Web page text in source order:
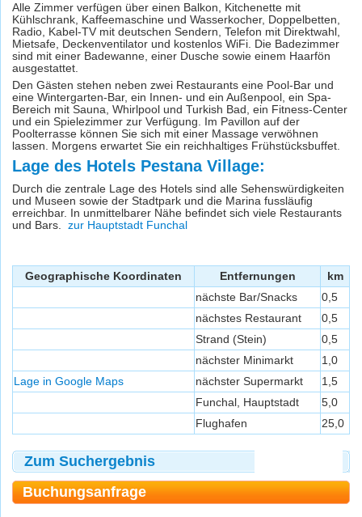
Alle Zimmer verfügen über einen Balkon, Kitchenette mit
Kühlschrank, Kaffeemaschine und Wasserkocher, Doppelbetten,
Radio, Kabel-TV mit deutschen Sendern, Telefon mit Direktwahl,
Mietsafe, Deckenventilator und kostenlos WiFi. Die Badezimmer
sind mit einer Badewanne, einer Dusche sowie einem Haarfön
ausgestattet.
Den Gästen stehen neben zwei Restaurants eine Pool-Bar und
eine Wintergarten-Bar, ein Innen- und ein Außenpool, ein Spa-
Bereich mit Sauna, Whirlpool und Turkish Bad, ein Fitness-Center
und ein Spielezimmer zur Verfügung. Im Pavillon auf der
Poolterrasse können Sie sich mit einer Massage verwöhnen
lassen. Morgens erwartet Sie ein reichhaltiges Frühstücksbuffet.
Lage des Hotels Pestana Village:
Durch die zentrale Lage des Hotels sind alle Sehenswürdigkeiten
und Museen sowie der Stadtpark und die Marina fussläufig
erreichbar. In unmittelbarer Nähe befindet sich viele Restaurants
und Bars. zur Hauptstadt Funchal
Geographische Koordinaten Entfernungen
km
nächste Bar/Snacks
0,5
nächstes Restaurant
0,5
Strand (Stein)
0,5
nächster Minimarkt
1,0
Lage in Google Maps
nächster Supermarkt
1,5
Funchal, Hauptstadt
5,0
Flughafen
25,0
Zum Suchergebnis
Buchungsanfrage